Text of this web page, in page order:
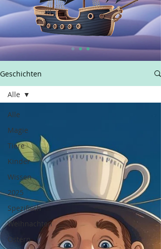
Geschichten
Alle
Magie
Tiere
Kinder
Wissen
2025
Spezifisch
Weihnachten
Ostern
Alle